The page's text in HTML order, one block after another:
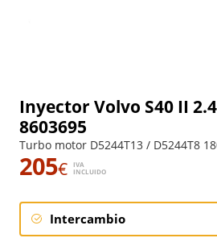
Inyector Volvo S40 II
8603695
Turbo motor D5244T13 / D5244T8
205€
IVA
INCLUIDO
Intercambio